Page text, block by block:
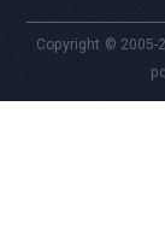
Copyright © 2005-